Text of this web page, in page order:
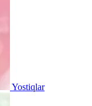
Yostiqlar